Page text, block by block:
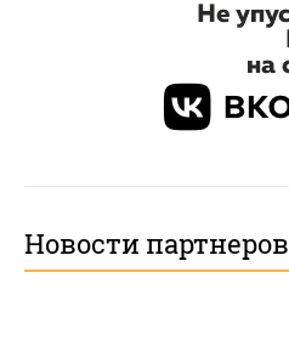
Новости партнеров